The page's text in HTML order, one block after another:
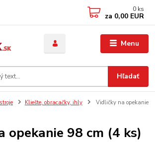
Menu
Hľadať
0 ks
za 0,00 EUR
Kliešte, obracačky, ihly
Vidličky na opekanie
opekanie 98 cm (4 ks)